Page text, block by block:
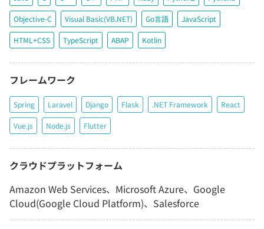
Objective-C Visual Basic(VB.NET) Go言語 JavaScript
HTML+CSS TypeScript ABAP Kotlin
フレームワーク
Spring Laravel Django Flask .NET Framework React
Vue.js Node.js Flutter
クラウドプラットフォーム
Amazon Web Services、Microsoft Azure、Google
Cloud(Google Cloud Platform)、Salesforce